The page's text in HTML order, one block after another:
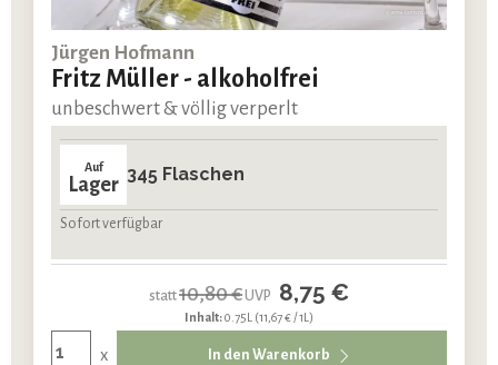
Jürgen Hofmann
Fritz Müller - alkoholfrei
unbeschwert & völlig verperlt
Auf
Lager 345 Flaschen
Sofort verfügbar
statt10,80 €UVP 8,75 €
Inhalt:0.75L (11,67 € / 1L)
x In den Warenkorb